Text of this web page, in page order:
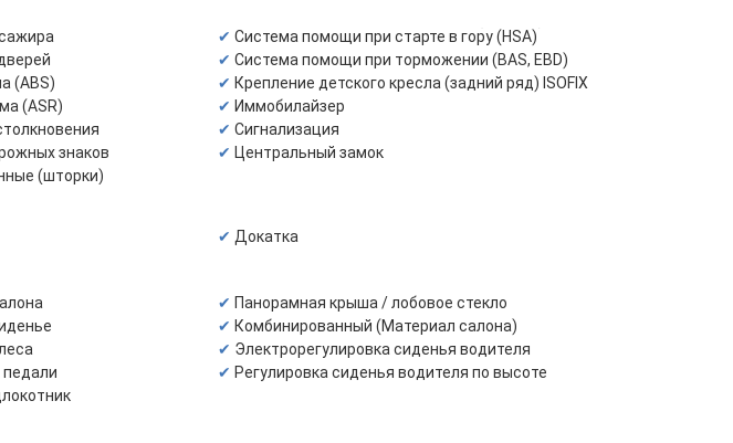
(ABS)
(ASR)
знаков
(шторки)
Система помощи при старте в гору (HSA)
Система помощи при торможении (BAS, EBD)
Крепление детского кресла (задний ряд) ISOFIX
Иммобилайзер
Сигнализация
Центральный замок
Докатка
Панорамная крыша / лобовое стекло
Комбинированный (Материал салона)
Электрорегулировка сиденья водителя
Регулировка сиденья водителя по высоте